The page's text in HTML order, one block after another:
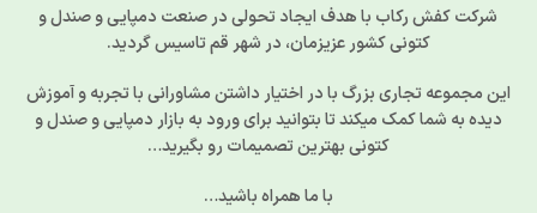
شرکت کفش رکاب با هدف ایجاد تحولی در صنعت دمپایی و صندل و
کتونی کشور عزیزمان، در شهر قم تاسیس گردید.
این مجموعه تجاری بزرگ با در اختیار داشتن مشاورانی با تجربه و آموزش
دیده به شما کمک میکند تا بتوانید برای ورود به بازار دمپایی و صندل و
کتونی بهترین تصمیمات رو بگیرید…
با ما همراه باشید…